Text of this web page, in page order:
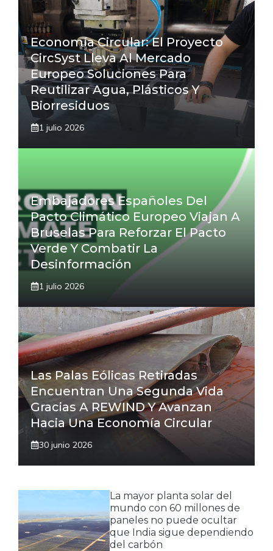
Economía Circular: El Proyecto
CircSyst Lleva Al Mercado
Europeo Soluciones Para
Reutilizar Agua, Plásticos Y
Biorresiduos
1 julio 2026
Embajadores Españoles Del
Pacto Climático Europeo Viajan A
Bruselas Para Reforzar El Pacto
Verde Y Combatir La
Desinformación
1 julio 2026
Las Palas Eólicas Retiradas
Encuentran Una Segunda Vida
Gracias A REWIND Y Avanzan
Hacia Una Economía Circular
30 junio 2026
La mayor planta solar del
mundo con 60 millones de
paneles no puede ocultar
que India sigue dependiendo
del carbón